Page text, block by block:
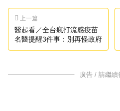
上一篇
醫起看／全台瘋打流感疫苗
名醫提醒3件事：別再怪政府
廣告 / 請繼續